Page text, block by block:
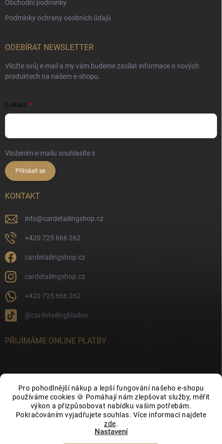
Pro pohodlnější nákup a lepší fungování našeho e-shopu
používáme cookies 🍪 Pomáhají nám zlepšovat služby, měřit
výkon a přizpůsobovat nabídku vašim potřebám.
Pokračováním vyjadřujete souhlas. Více informací najdete
zde.
Nastavení
Obchodní podmínky
Podmínky ochrany osobních údajů
ODEBÍRAT NEWSLETTER
Vložte svůj e-mail a my vám budeme zasílat informace o nových
produktech na našem e-shopu.
E-MAIL
Vložením e-mailu souhlasíte s
Přihlásit se
KONTAKT
info@cardetailingshop.cz
+420 725 666 262
cardetailingshop.cz
cardetailingshop.cz
+420 725 666 262
@cardetailingkladno
PŘIJÍMÁME ONLINE PLATBY
FACEBOOK